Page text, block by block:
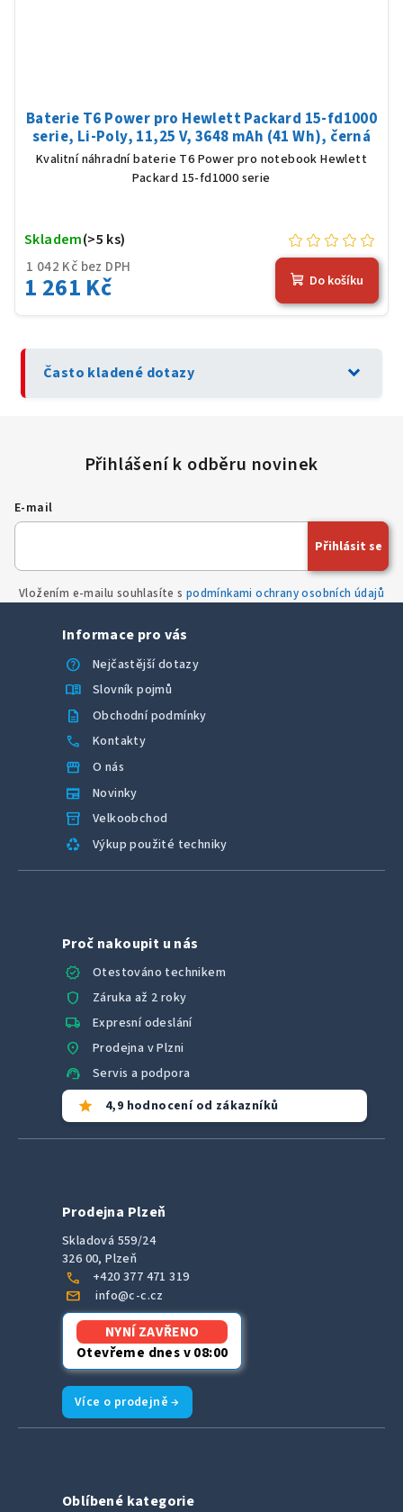
Baterie T6 Power pro Hewlett Packard 15-fd1000
serie, Li-Poly, 11,25 V, 3648 mAh (41 Wh), černá
Kvalitní náhradní baterie T6 Power pro notebook Hewlett
Packard 15-fd1000 serie
1 042 Kč bez DPH
1 261 Kč
Skladem(>5 ks)
Do košíku
Často kladené dotazy expand_more
E-mail
Vložením e-mailu souhlasíte s podmínkami ochrany osobních údajů
Přihlásit se
Informace pro vás
help
Nejčastější dotazy
menu_book Slovník pojmů
description Obchodní podmínky
call Kontakty
storefront O nás
newspaper Novinky
inventory_2 Velkoobchod
recycling Výkup použité techniky
Proč nakoupit u nás
verified
Otestováno technikem
shield Záruka až 2 roky
local_shipping Expresní odeslání
location_on Prodejna v Plzni
support_agent Servis a podpora
star 4,9 hodnocení od zákazníků
Prodejna Plzeň
Skladová 559/24
326 00, Plzeň
call +420 377 471 319
mail info@c-c.cz
NYNÍ ZAVŘENO
Otevřeme dnes v 08:00
Více o prodejně →
Oblíbené kategorie